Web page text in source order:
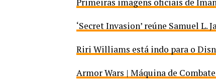
‘Secret Invasion’ reúne Samuel L.
Riri Williams está indo para o
Armor Wars | Máquina de